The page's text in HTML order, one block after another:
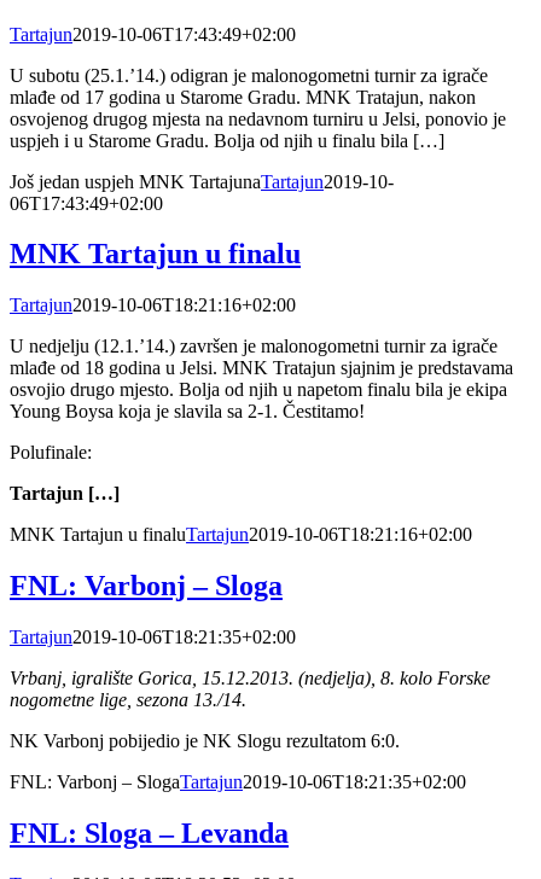
Tartajun2019-10-06T17:43:49+02:00
U subotu (25.1.’14.) odigran je malonogometni turnir za igrače
mlađe od 17 godina u Starome Gradu. MNK Tratajun, nakon
osvojenog drugog mjesta na nedavnom turniru u Jelsi, ponovio je
uspjeh i u Starome Gradu. Bolja od njih u finalu bila […]
Još jedan uspjeh MNK TartajunaTartajun2019-10-
06T17:43:49+02:00
MNK Tartajun u finalu
Tartajun2019-10-06T18:21:16+02:00
U nedjelju (12.1.’14.) završen je malonogometni turnir za igrače
mlađe od 18 godina u Jelsi. MNK Tratajun sjajnim je predstavama
osvojio drugo mjesto. Bolja od njih u napetom finalu bila je ekipa
Young Boysa koja je slavila sa 2-1. Čestitamo!
Polufinale:
Tartajun […]
MNK Tartajun u finaluTartajun2019-10-06T18:21:16+02:00
FNL: Varbonj – Sloga
Tartajun2019-10-06T18:21:35+02:00
Vrbanj, igralište Gorica, 15.12.2013. (nedjelja), 8. kolo Forske
nogometne lige, sezona 13./14.
NK Varbonj pobijedio je NK Slogu rezultatom 6:0.
FNL: Varbonj – SlogaTartajun2019-10-06T18:21:35+02:00
FNL: Sloga – Levanda